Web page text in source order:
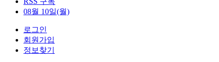
08월 10일(월)
로그인
회원가입
정보찾기